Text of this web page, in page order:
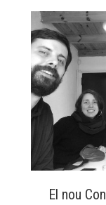
El nou